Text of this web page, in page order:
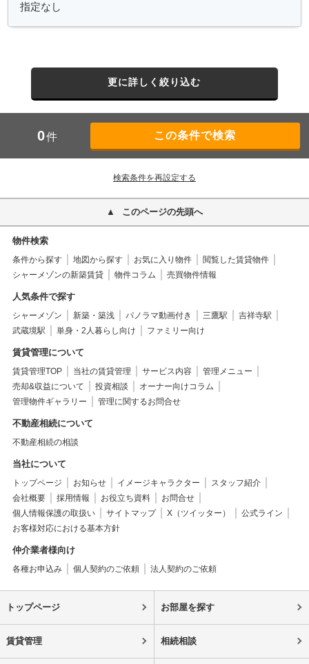
更に詳しく絞り込む
0件
検索条件を再設定する
このページの先頭へ
物件検索
条件から探す 地図から探す お気に入り物件
閲覧した賃貸物件
シャーメゾンの新築賃貸
物件コラム 売買物件情報
人気条件で探す
シャーメゾン 新築・築浅 パノラマ動画付き 三鷹駅
吉祥寺駅
武蔵境駅
単身・2人暮らし向け ファミリー向け
賃貸管理について
賃貸管理TOP 当社の賃貸管理 サービス内容
管理メニュー
売却&収益について
投資相談
オーナー向けコラム
管理物件ギャラリー
管理に関するお問合せ
不動産相続について
不動産相続の相談
当社について
トップページ お知らせ イメージキャラクター
スタッフ紹介
会社概要
採用情報 お役立ち資料
お問合せ
個人情報保護の取扱い
サイトマップ X（ツイッター）
公式ライン
お客様対応における基本方針
仲介業者様向け
各種お申込み 個人契約のご依頼 法人契約のご依頼
トップページ お部屋を探す
賃貸管理 相続相談